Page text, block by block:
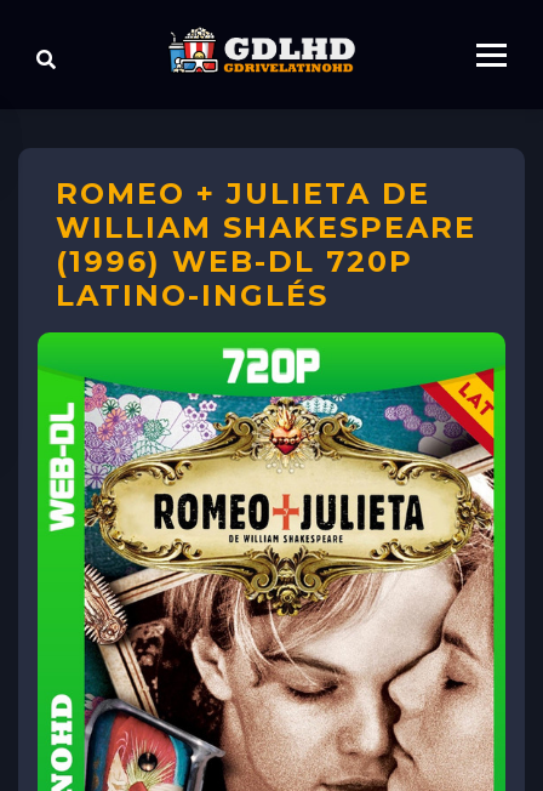
ROMEO + JULIETA DE
WILLIAM SHAKESPEARE
(1996) WEB-DL 720P
LATINO-INGLÉS